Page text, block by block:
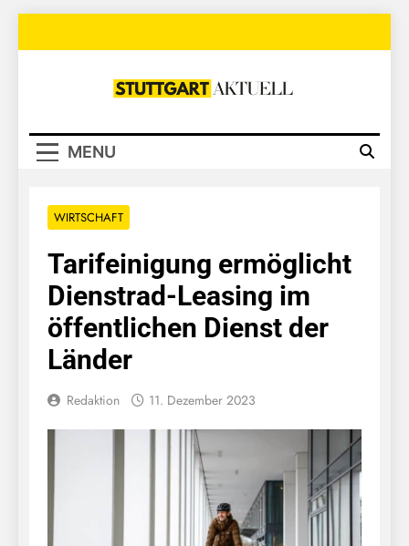
Stuttgart
MENU
WIRTSCHAFT
Tarifeinigung ermöglicht
Dienstrad-Leasing im
öffentlichen Dienst der
Länder
Redaktion 11. Dezember 2023